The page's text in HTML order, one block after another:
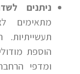
ניתנים
מתאימים
ומדפי